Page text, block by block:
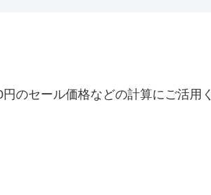
のセール価格などの計算にご活用く